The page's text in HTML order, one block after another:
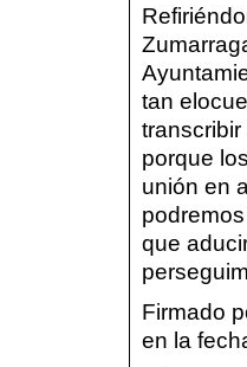
tan
porque
unión en
que
Firmado
en la